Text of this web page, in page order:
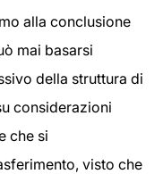
alla conclusione
mai basarsi
della struttura di
considerazioni
che si
visto che